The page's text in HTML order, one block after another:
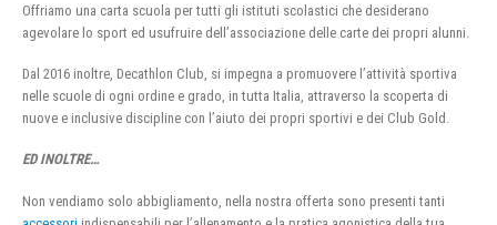
Offriamo una carta scuola per tutti gli istituti scolastici che desiderano
agevolare lo sport ed usufruire dell’associazione delle carte dei propri alunni.
Dal 2016 inoltre, Decathlon Club, si impegna a promuovere l’attività sportiva
nelle scuole di ogni ordine e grado, in tutta Italia, attraverso la scoperta di
nuove e inclusive discipline con l’aiuto dei propri sportivi e dei Club Gold.
ED INOLTRE…
Non vendiamo solo abbigliamento, nella nostra offerta sono presenti tanti